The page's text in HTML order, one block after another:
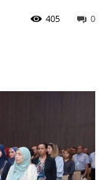
0
405